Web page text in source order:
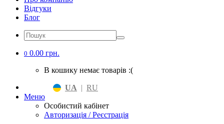
Відгуки
Блог
0 0.00 грн.
В кошику немає товарів :(
UA | RU
Меню
Особистий кабінет
Авторизація / Реєстрація